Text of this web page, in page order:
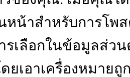
หน้าสำหรับการโพ
รเลือกในข้อมูลส่ว
ยเอาเครื่องหมาย